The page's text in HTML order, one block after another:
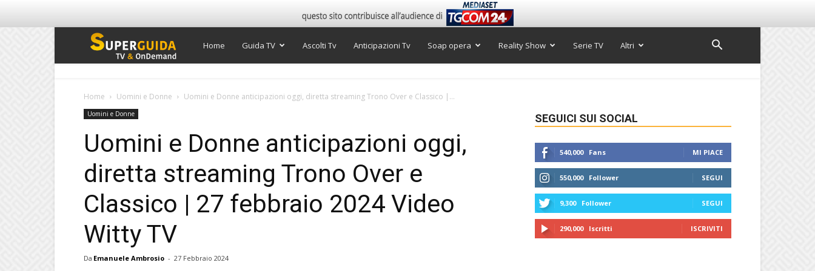
Super
Home Guida TV Ascolti Tv Anticipazioni Tv Soap opera Reality Show Serie TV Altri
Home Uomini e Donne Uomini e Donne anticipazioni oggi, diretta streaming Trono Over e Classico |...
Uomini e Donne
Uomini e Donne anticipazioni oggi,
diretta streaming Trono Over e
Classico | 27 febbraio 2024 Video
Witty TV
Da Emanuele Ambrosio - 27 Febbraio 2024
SEGUICI SUI SOCIAL
540,000 Fans MI PIACE
550,000 Follower SEGUI
9,300 Follower SEGUI
290,000 Iscritti ISCRIVITI